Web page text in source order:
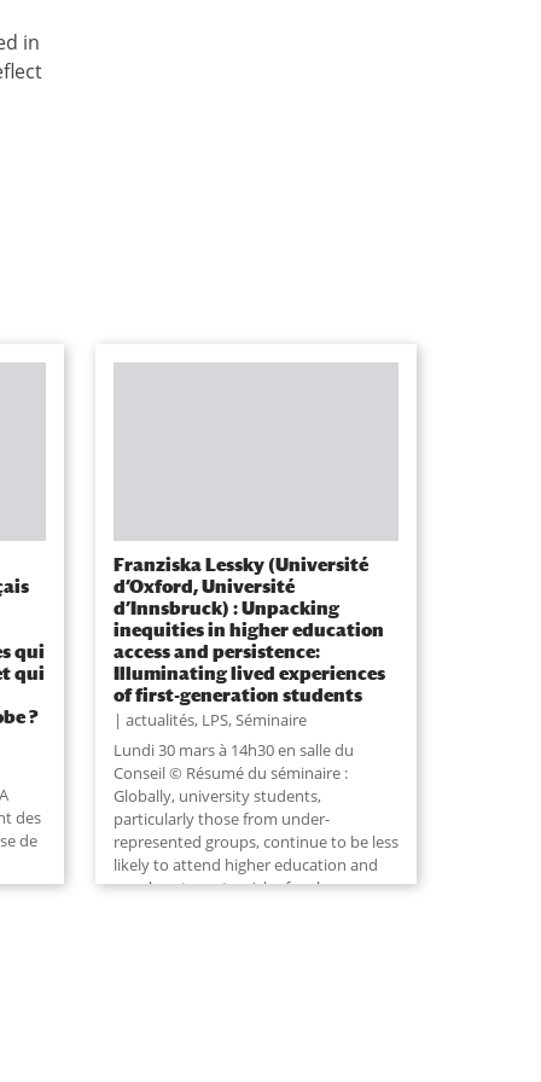
in
qui
qui
?
des
de
Franziska Lessky (Université
d’Oxford, Université
d’Innsbruck) : Unpacking
inequities in higher education
access and persistence:
Illuminating lived experiences
of first-generation students
actualités, LPS,Séminaire
Lundi 30 mars à 14h30 en salle du
Conseil © Résumé du séminaire :
Globally, university students,
particularly those from under-
represented groups, continue to be less
likely to attend higher education and
are also at greater risk of early